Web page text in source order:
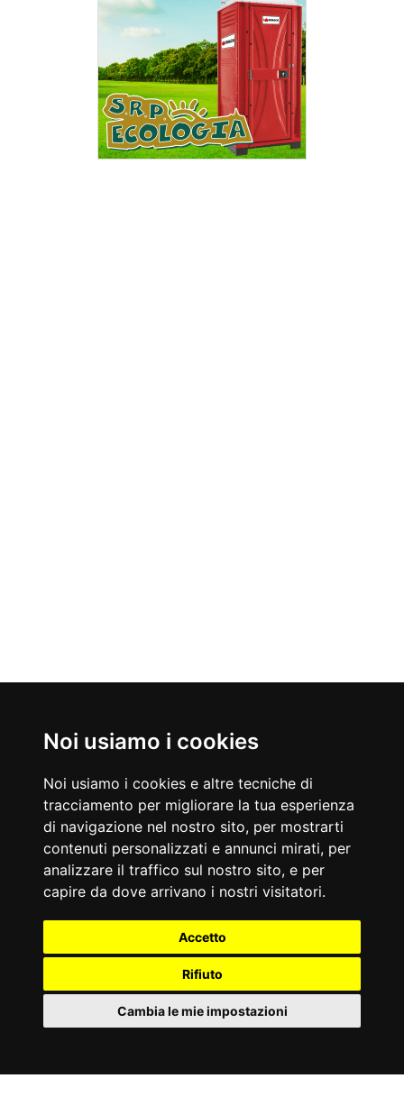
Noi usiamo i cookies
Noi usiamo i cookies e altre tecniche di
tracciamento per migliorare la tua esperienza
di navigazione nel nostro sito, per mostrarti
contenuti personalizzati e annunci mirati, per
analizzare il traffico sul nostro sito, e per
capire da dove arrivano i nostri visitatori.
Accetto
Rifiuto
Cambia le mie impostazioni
09/08/1963
Whitney Houston
Cantante e attrice statunitense
09/08/1920
Enzo Biagi
Giornalista e conduttore televisivo
Accadde Oggi
09/08/1173
Iniziano i lavori della Torre di Pisa.
09/08/1930
Esordisce nel mondo dei cartoon l’esplosiva Betty Boop.
Aforismi
Per prima cosa, ammazziamo tutti gli avvocati.
Il cane è un gentiluomo. Spero di andare nel suo Paradiso, non
Mark Twain